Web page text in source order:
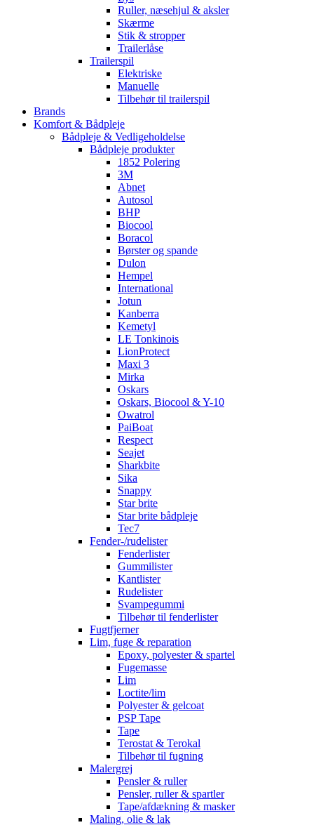
Ruller, næsehjul & aksler
Skærme
Stik & stropper
Trailerlåse
Trailerspil
Elektriske
Manuelle
Tilbehør til trailerspil
Brands
Komfort & Bådpleje
Bådpleje & Vedligeholdelse
Bådpleje produkter
1852 Polering
3M
Abnet
Autosol
BHP
Biocool
Boracol
Børster og spande
Dulon
Hempel
International
Jotun
Kanberra
Kemetyl
LE Tonkinois
LionProtect
Maxi 3
Mirka
Oskars
Oskars, Biocool & Y-10
Owatrol
PaiBoat
Respect
Seajet
Sharkbite
Sika
Snappy
Star brite
Star brite bådpleje
Tec7
Fender-/rudelister
Fenderlister
Gummilister
Kantlister
Rudelister
Svampegummi
Tilbehør til fenderlister
Fugtfjerner
Lim, fuge & reparation
Epoxy, polyester & spartel
Fugemasse
Lim
Loctite/lim
Polyester & gelcoat
PSP Tape
Tape
Terostat & Terokal
Tilbehør til fugning
Malergrej
Pensler & ruller
Pensler, ruller & spartler
Tape/afdækning & masker
Maling, olie & lak